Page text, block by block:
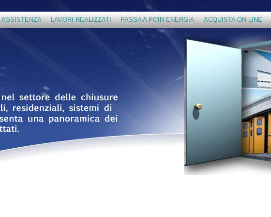
ASSISTENZA LAVORI REALIZZATI PASSA A POIN ENERGIA ACQUISTA ON LINE